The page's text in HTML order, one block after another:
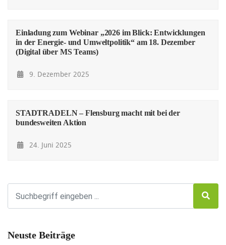
Einladung zum Webinar „2026 im Blick: Entwicklungen
in der Energie- und Umweltpolitik“ am 18. Dezember
(Digital über MS Teams)
9. Dezember 2025
STADTRADELN – Flensburg macht mit bei der
bundesweiten Aktion
24. Juni 2025
Neuste Beiträge